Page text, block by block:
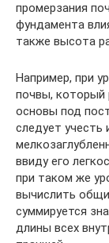
промерзания
фундамента
также высота
Например, при
почвы, который
основы под
следует учесть
ввиду его
при таком же
вычислить
суммируется
длины всех